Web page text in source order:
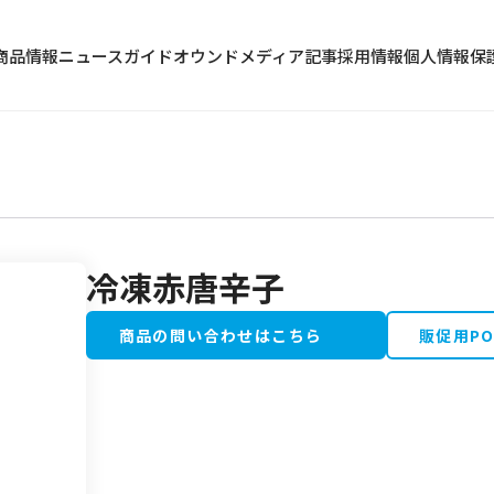
品情報ニュースガイドオウンドメディア記事採用情報個人情報保
冷蔵食品
水産加工品
冷凍赤唐辛子
商品の問い合わせはこちら 販促用